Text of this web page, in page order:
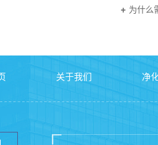
为什么
关于我们 净